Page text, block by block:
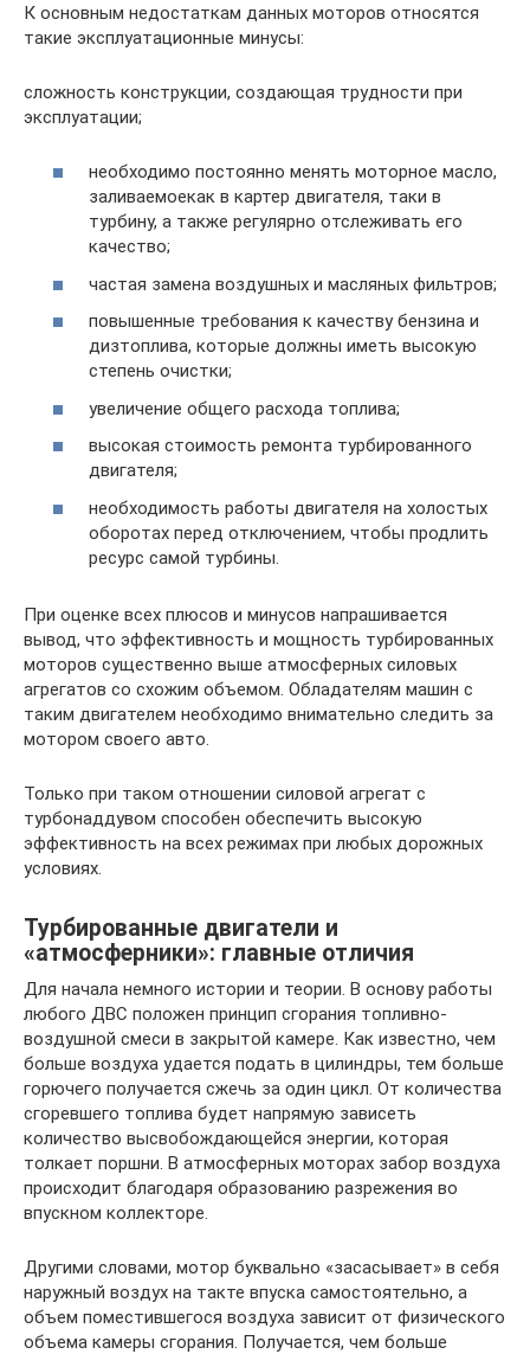
К основным недостаткам данных моторов относятся
такие эксплуатационные минусы:
сложность конструкции, создающая трудности при
эксплуатации;
необходимо постоянно менять моторное масло,
заливаемоекак в картер двигателя, таки в
турбину, а также регулярно отслеживать его
качество;
частая замена воздушных и масляных фильтров;
повышенные требования к качеству бензина и
дизтоплива, которые должны иметь высокую
степень очистки;
увеличение общего расхода топлива;
высокая стоимость ремонта турбированного
двигателя;
необходимость работы двигателя на холостых
оборотах перед отключением, чтобы продлить
ресурс самой турбины.
При оценке всех плюсов и минусов напрашивается
вывод, что эффективность и мощность турбированных
моторов существенно выше атмосферных силовых
агрегатов со схожим объемом. Обладателям машин с
таким двигателем необходимо внимательно следить за
мотором своего авто.
Только при таком отношении силовой агрегат с
турбонаддувом способен обеспечить высокую
эффективность на всех режимах при любых дорожных
условиях.
Турбированные двигатели и
«атмосферники»: главные отличия
Для начала немного истории и теории. В основу работы
любого ДВС положен принцип сгорания топливно-
воздушной смеси в закрытой камере. Как известно, чем
больше воздуха удается подать в цилиндры, тем больше
горючего получается сжечь за один цикл. От количества
сгоревшего топлива будет напрямую зависеть
количество высвобождающейся энергии, которая
толкает поршни. В атмосферных моторах забор воздуха
происходит благодаря образованию разрежения во
впускном коллекторе.
Другими словами, мотор буквально «засасывает» в себя
наружный воздух на такте впуска самостоятельно, а
объем поместившегося воздуха зависит от физического
объема камеры сгорания. Получается, чем больше